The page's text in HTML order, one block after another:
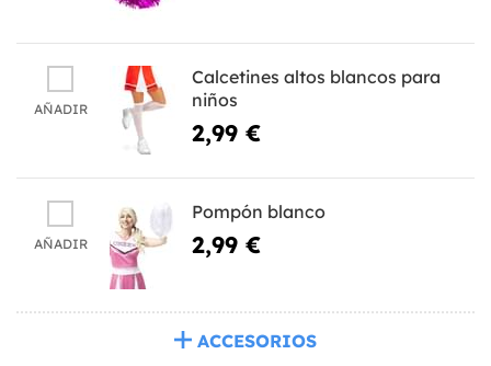
AÑADIR
Calcetines altos blancos para
niños
2,99 €
AÑADIR
Pompón blanco
2,99 €
ACCESORIOS